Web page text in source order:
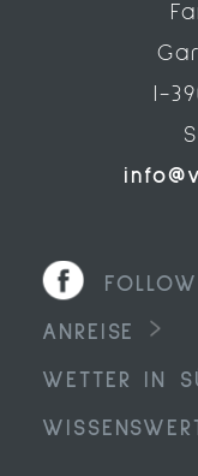
I-
ANREISE
WETTER IN